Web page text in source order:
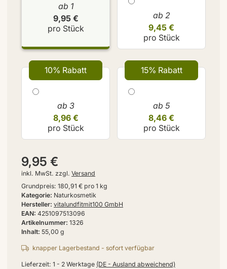
Inhalt 55,00 g
Hersteller vitalundfitmit100 GmbH
Artikelnummer 1326
EAN 4251097513096
Kategorie Naturkosmetik
9,95 €
inkl. MwSt. zzgl. Versand
Grundpreis: 180,91 € pro 1 kg
knapper Lagerbestand - sofort verfügbar
Lieferzeit: 1 - 2 Werktage (DE - Ausland abweichend)
ab 1
9,95 €
pro Stück
ab 2
9,45 €
pro Stück
10% Rabatt
ab 3
8,96 €
pro Stück
15% Rabatt
ab 5
8,46 €
pro Stück